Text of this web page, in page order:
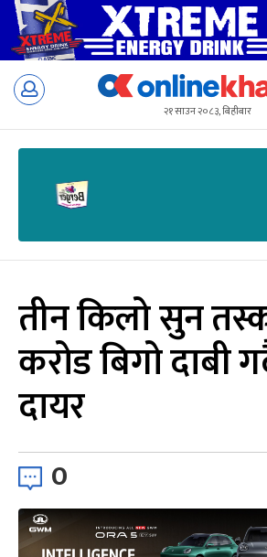
Skip
२१ साउन २०८३, बिहीबार
तीन किलो सुन
करोड बिगो दाबी
दायर
0